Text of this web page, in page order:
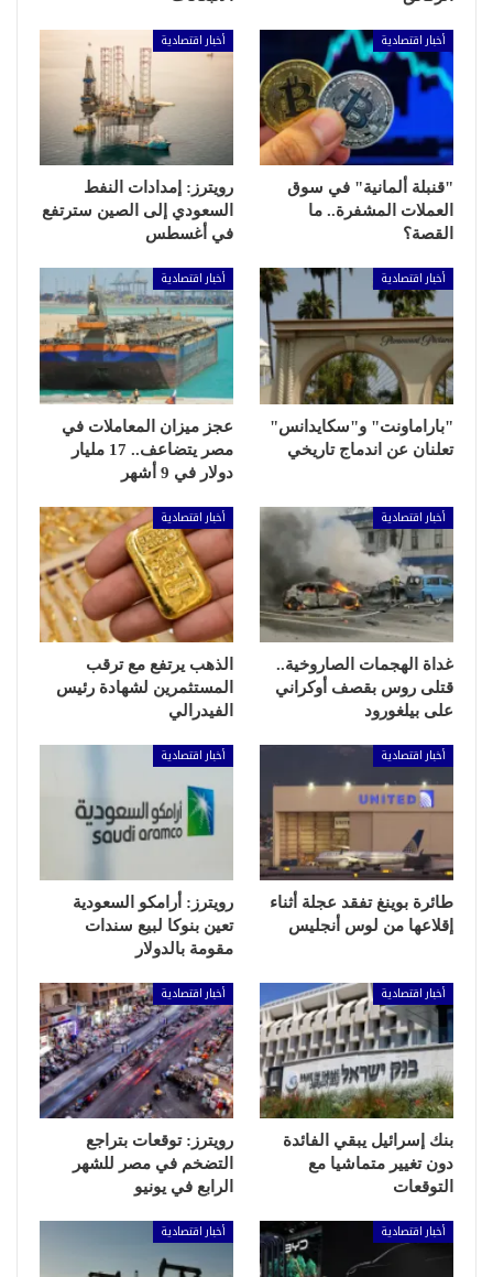
أخبار اقتصادية
"قنبلة ألمانية" في سوق
العملات المشفرة.. ما
القصة؟
أخبار اقتصادية
رويترز: إمدادات النفط
السعودي إلى الصين سترتفع
في أغسطس
أخبار اقتصادية
"باراماونت" و"سكايدانس"
تعلنان عن اندماج تاريخي
أخبار اقتصادية
عجز ميزان المعاملات في
مصر يتضاعف.. 17 مليار
دولار في 9 أشهر
أخبار اقتصادية
غداة الهجمات الصاروخية..
قتلى روس بقصف أوكراني
على بيلغورود
أخبار اقتصادية
الذهب يرتفع مع ترقب
المستثمرين لشهادة رئيس
الفيدرالي
أخبار اقتصادية
طائرة بوينغ تفقد عجلة أثناء
إقلاعها من لوس أنجليس
أخبار اقتصادية
رويترز: أرامكو السعودية
تعين بنوكا لبيع سندات
مقومة بالدولار
أخبار اقتصادية
بنك إسرائيل يبقي الفائدة
دون تغيير متماشيا مع
التوقعات
أخبار اقتصادية
رويترز: توقعات بتراجع
التضخم في مصر للشهر
الرابع في يونيو
أخبار اقتصادية أخبار اقتصادية